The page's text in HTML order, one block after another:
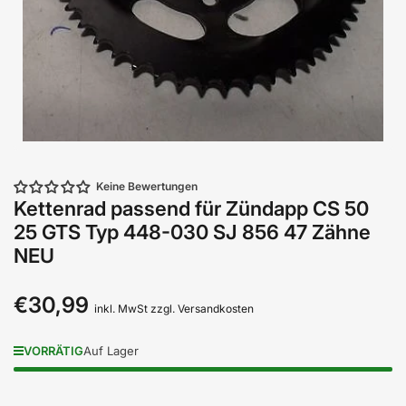
Keine Bewertungen
Kettenrad passend für Zündapp CS 50
25 GTS Typ 448-030 SJ 856 47 Zähne
NEU
Normaler
€30,99 inkl. MwSt zzgl. Versandkosten
VORRÄTIGAuf Lager